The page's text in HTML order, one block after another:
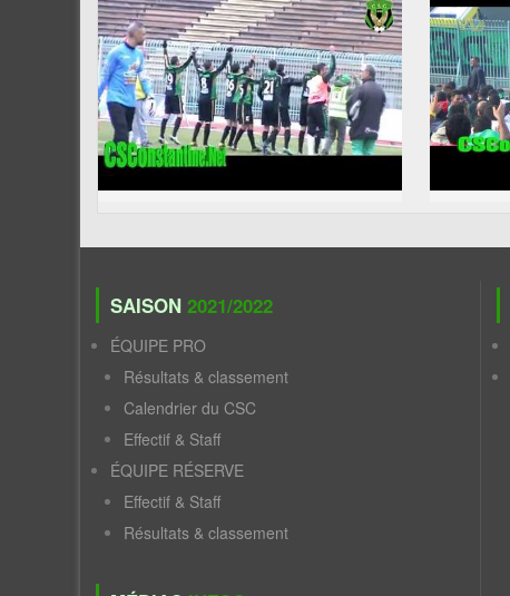
SAISON 2021/2022
ÉQUIPE PRO
Résultats & classement
Calendrier du CSC
Effectif & Staff
ÉQUIPE RÉSERVE
Effectif & Staff
Résultats & classement